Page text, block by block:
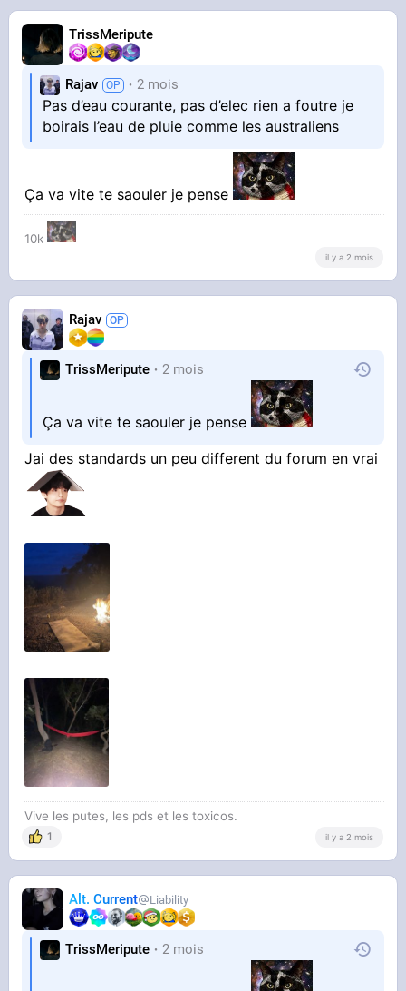
TrissMeripute
Rajav 2 mois
Pas d’eau courante, pas d’elec rien a foutre je
boirais l’eau de pluie comme les australiens
Ça va vite te saouler je pense
10k
il y a 2 mois
Rajav
TrissMeripute 2 mois
Ça va vite te saouler je pense
Jai des standards un peu different du forum en vrai
Vive les putes, les pds et les toxicos.
1 il y a 2 mois
Alt. Current Liability
TrissMeripute 2 mois